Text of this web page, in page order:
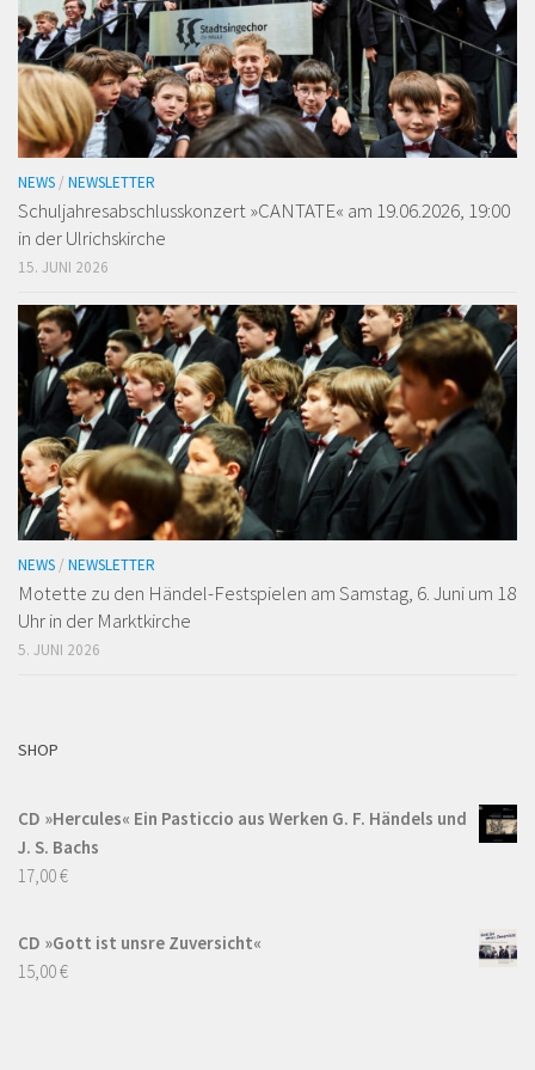
NEWS / NEWSLETTER
Schuljahresabschlusskonzert »CANTATE« am 19.06.2026, 19:00
in der Ulrichskirche
15. JUNI 2026
NEWS / NEWSLETTER
Motette zu den Händel-Festspielen am Samstag, 6. Juni um 18
Uhr in der Marktkirche
5. JUNI 2026
SHOP
CD »Hercules« Ein Pasticcio aus Werken G. F. Händels und
J. S. Bachs
17,00€
CD »Gott ist unsre Zuversicht«
15,00€